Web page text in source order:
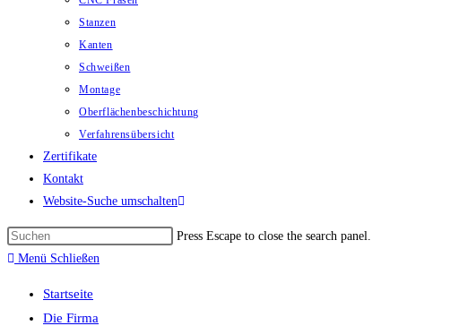
Stanzen
Kanten
Schweißen
Montage
Oberflächenbeschichtung
Verfahrensübersicht
Zertifikate
Kontakt
Website-Suche umschalten
Press Escape to close the search panel.
Menü Schließen
Startseite
Die Firma